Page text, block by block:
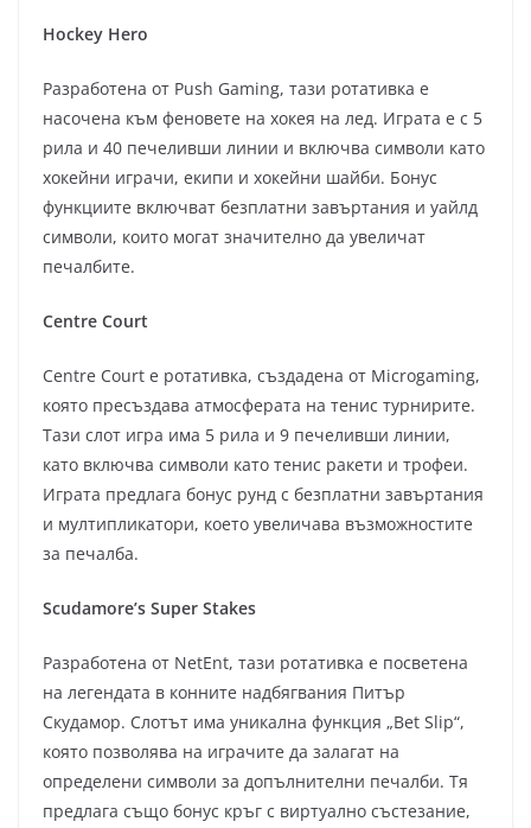
Hockey Hero
Разработена от Push Gaming, тази ротативка е
насочена към феновете на хокея на лед. Играта е с 5
рила и 40 печеливши линии и включва символи като
хокейни играчи, екипи и хокейни шайби. Бонус
функциите включват безплатни завъртания и уайлд
символи, които могат значително да увеличат
печалбите.
Centre Court
Centre Court е ротативка, създадена от Microgaming,
която пресъздава атмосферата на тенис турнирите.
Тази слот игра има 5 рила и 9 печеливши линии,
като включва символи като тенис ракети и трофеи.
Играта предлага бонус рунд с безплатни завъртания
и мултипликатори, което увеличава възможностите
за печалба.
Scudamore’s Super Stakes
Разработена от NetEnt, тази ротативка е посветена
на легендата в конните надбягвания Питър
Скудaмор. Слотът има уникална функция „Bet Slip“,
която позволява на играчите да залагат на
определени символи за допълнителни печалби. Тя
предлага също бонус кръг с виртуално състезание,